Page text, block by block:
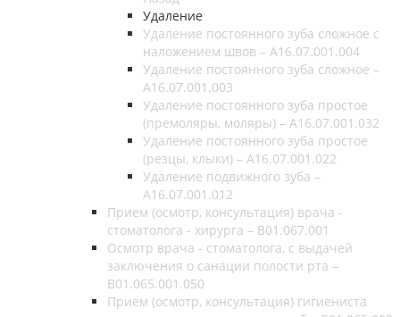
Удаление
Удаление постоянного зуба сложное с
наложением швов – A16.07.001.004
Удаление постоянного зуба сложное –
A16.07.001.003
Удаление постоянного зуба простое
(премоляры, моляры) – A16.07.001.032
Удаление постоянного зуба простое
(резцы, клыки) – A16.07.001.022
Удаление подвижного зуба –
A16.07.001.012
Прием (осмотр, консультация) врача -
стоматолога - хирурга – B01.067.001
Осмотр врача - стоматолога, с выдачей
заключения о санации полости рта –
B01.065.001.050
Прием (осмотр, консультация) гигиениста